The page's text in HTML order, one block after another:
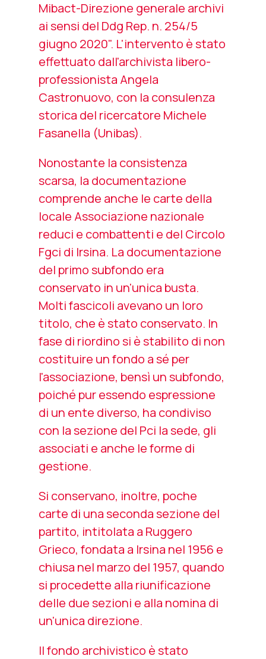
Mibact-Direzione generale archivi
ai sensi del Ddg Rep. n. 254/5
giugno 2020". L'intervento è stato
effettuato dall'archivista libero-
professionista Angela
Castronuovo, con la consulenza
storica del ricercatore Michele
Fasanella (Unibas).
Nonostante la consistenza
scarsa, la documentazione
comprende anche le carte della
locale Associazione nazionale
reduci e combattenti e del Circolo
Fgci di Irsina. La documentazione
del primo subfondo era
conservato in un'unica busta.
Molti fascicoli avevano un loro
titolo, che è stato conservato. In
fase di riordino si è stabilito di non
costituire un fondo a sé per
l'associazione, bensì un subfondo,
poiché pur essendo espressione
di un ente diverso, ha condiviso
con la sezione del Pci la sede, gli
associati e anche le forme di
gestione.
Si conservano, inoltre, poche
carte di una seconda sezione del
partito, intitolata a Ruggero
Grieco, fondata a Irsina nel 1956 e
chiusa nel marzo del 1957, quando
si procedette alla riunificazione
delle due sezioni e alla nomina di
un'unica direzione.
Il fondo archivistico è stato